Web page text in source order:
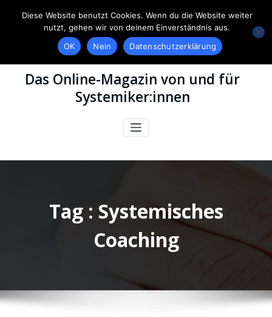
Das Online-Magazin von und für
Systemiker:innen
Tag : Systemisches
Coaching
Diese Website benutzt Cookies. Wenn du die Website weiter
nutzt, gehen wir von deinem Einverständnis aus.
OK
Nein Datenschutzerklärung